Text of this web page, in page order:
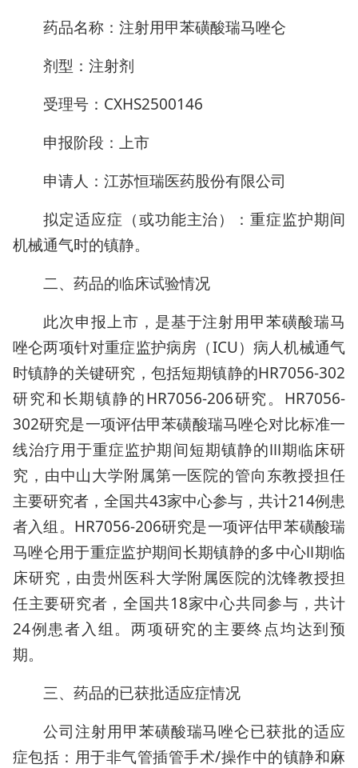
药品名称：注射用甲苯磺酸瑞马唑仑
剂型：注射剂
受理号：CXHS2500146
申报阶段：上市
申请人：江苏恒瑞医药股份有限公司
拟定适应症（或功能主治）：重症监护期间
机械通气时的镇静。
二、药品的临床试验情况
此次申报上市，是基于注射用甲苯磺酸瑞马
唑仑两项针对重症监护病房（ICU）病人机械通气
时镇静的关键研究，包括短期镇静的HR7056-302
研究和长期镇静的HR7056-206研究。HR7056-
302研究是一项评估甲苯磺酸瑞马唑仑对比标准一
线治疗用于重症监护期间短期镇静的Ⅲ期临床研
究，由中山大学附属第一医院的管向东教授担任
主要研究者，全国共43家中心参与，共计214例患
者入组。HR7056-206研究是一项评估甲苯磺酸瑞
马唑仑用于重症监护期间长期镇静的多中心Ⅱ期临
床研究，由贵州医科大学附属医院的沈锋教授担
任主要研究者，全国共18家中心共同参与，共计
24例患者入组。两项研究的主要终点均达到预
期。
三、药品的已获批适应症情况
公司注射用甲苯磺酸瑞马唑仑已获批的适应
症包括：用于非气管插管手术/操作中的镇静和麻